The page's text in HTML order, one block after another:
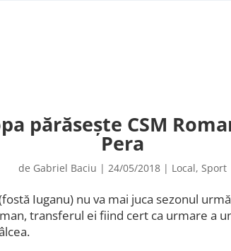
părăsește CSM
Pera
de Gabriel Baciu | 24/05/2018| Local, Sport
Iuganu) nu va mai juca sezonul
transferul ei fiind cert ca urmare a